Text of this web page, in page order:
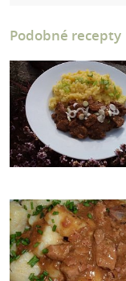
Podobné recepty